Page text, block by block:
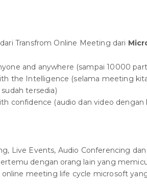
Transfrom Online Meeting dari
and anywhere (sampai 10000
the Intelligence (selama meeting
tersedia)
confidence (audio dan video dengan
Live Events, Audio Conferencing
dengan orang lain yang
online meeting life cycle microsoft